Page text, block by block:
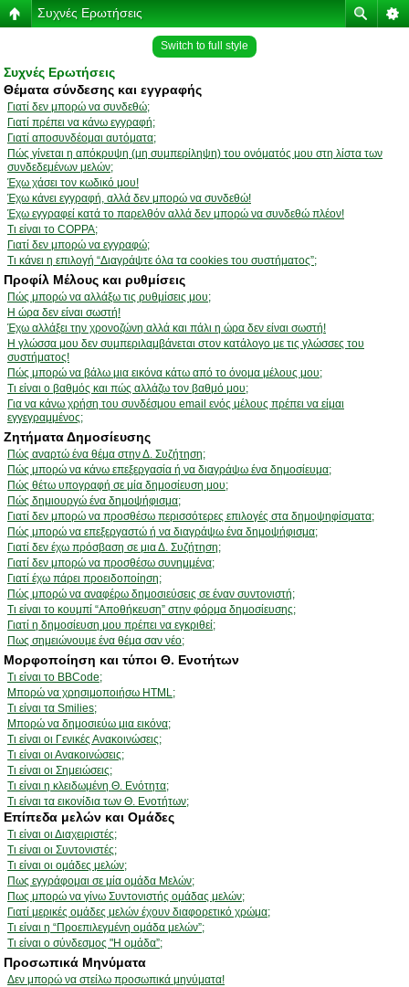
Συχνές Ερωτήσεις
Switch to full style
Συχνές Ερωτήσεις
Θέματα σύνδεσης και εγγραφής
Γιατί δεν μπορώ να συνδεθώ;
Γιατί πρέπει να κάνω εγγραφή;
Γιατί αποσυνδέομαι αυτόματα;
Πώς γίνεται η απόκρυψη (μη συμπερίληψη) του ονόματός μου στη λίστα των
συνδεδεμένων μελών;
Έχω χάσει τον κωδικό μου!
Έχω κάνει εγγραφή, αλλά δεν μπορώ να συνδεθώ!
Έχω εγγραφεί κατά το παρελθόν αλλά δεν μπορώ να συνδεθώ πλέον!
Τι είναι το COPPA;
Γιατί δεν μπορώ να εγγραφώ;
Τι κάνει η επιλογή “Διαγράψτε όλα τα cookies του συστήματος”;
Προφίλ Μέλους και ρυθμίσεις
Πώς μπορώ να αλλάξω τις ρυθμίσεις μου;
Η ώρα δεν είναι σωστή!
Έχω αλλάξει την χρονοζώνη αλλά και πάλι η ώρα δεν είναι σωστή!
Η γλώσσα μου δεν συμπεριλαμβάνεται στον κατάλογο με τις γλώσσες του
συστήματος!
Πώς μπορώ να βάλω μια εικόνα κάτω από το όνομα μέλους μου;
Τι είναι ο βαθμός και πώς αλλάζω τον βαθμό μου;
Για να κάνω χρήση του συνδέσμου email ενός μέλους πρέπει να είμαι
εγγεγραμμένος;
Ζητήματα Δημοσίευσης
Πώς αναρτώ ένα θέμα στην Δ. Συζήτηση;
Πώς μπορώ να κάνω επεξεργασία ή να διαγράψω ένα δημοσίευμα;
Πώς θέτω υπογραφή σε μία δημοσίευση μου;
Πώς δημιουργώ ένα δημοψήφισμα;
Γιατί δεν μπορώ να προσθέσω περισσότερες επιλογές στα δημοψηφίσματα;
Πώς μπορώ να επεξεργαστώ ή να διαγράψω ένα δημοψήφισμα;
Γιατί δεν έχω πρόσβαση σε μια Δ. Συζήτηση;
Γιατί δεν μπορώ να προσθέσω συνημμένα;
Γιατί έχω πάρει προειδοποίηση;
Πώς μπορώ να αναφέρω δημοσιεύσεις σε έναν συντονιστή;
Τι είναι το κουμπί “Αποθήκευση” στην φόρμα δημοσίευσης;
Γιατί η δημοσίευση μου πρέπει να εγκριθεί;
Πως σημειώνουμε ένα θέμα σαν νέο;
Μορφοποίηση και τύποι Θ. Ενοτήτων
Τι είναι το BBCode;
Μπορώ να χρησιμοποιήσω HTML;
Τι είναι τα Smilies;
Μπορώ να δημοσιεύω μια εικόνα;
Τι είναι οι Γενικές Ανακοινώσεις;
Τι είναι οι Ανακοινώσεις;
Τι είναι οι Σημειώσεις;
Τι είναι η κλειδωμένη Θ. Ενότητα;
Τι είναι τα εικονίδια των Θ. Ενοτήτων;
Επίπεδα μελών και Ομάδες
Τι είναι οι Διαχειριστές;
Τι είναι οι Συντονιστές;
Τι είναι οι ομάδες μελών;
Πως εγγράφομαι σε μία ομάδα Μελών;
Πως μπορώ να γίνω Συντονιστής ομάδας μελών;
Γιατί μερικές ομάδες μελών έχουν διαφορετικό χρώμα;
Τι είναι η “Προεπιλεγμένη ομάδα μελών”;
Τι είναι ο σύνδεσμος "Η ομάδα”;
Προσωπικά Μηνύματα
Δεν μπορώ να στείλω προσωπικά μηνύματα!